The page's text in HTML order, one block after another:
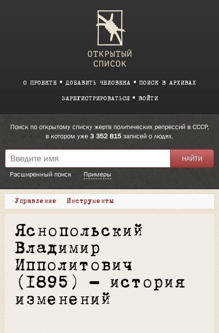
О ПРОЕКТЕ ДОБАВИТЬ ЧЕЛОВЕКА ПОИСК В АРХИВАХ
ЗАРЕГИСТРИРОВАТЬСЯ ВОЙТИ
Поиск по открытому списку жертв политических репрессий в СССР,
в котором уже 3 352 815 записей о людях.
Расширенный поиск Примеры
Управление Инструменты
Яснопольский
Владимир
Ипполитович
(1895) — история
изменений